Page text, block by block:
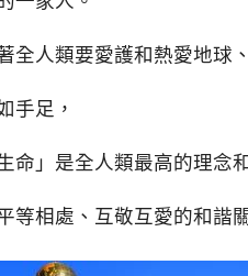
全人類要愛護和熱愛地球
手足，
命」是全人類最高的理念
等相處、互敬互愛的和諧